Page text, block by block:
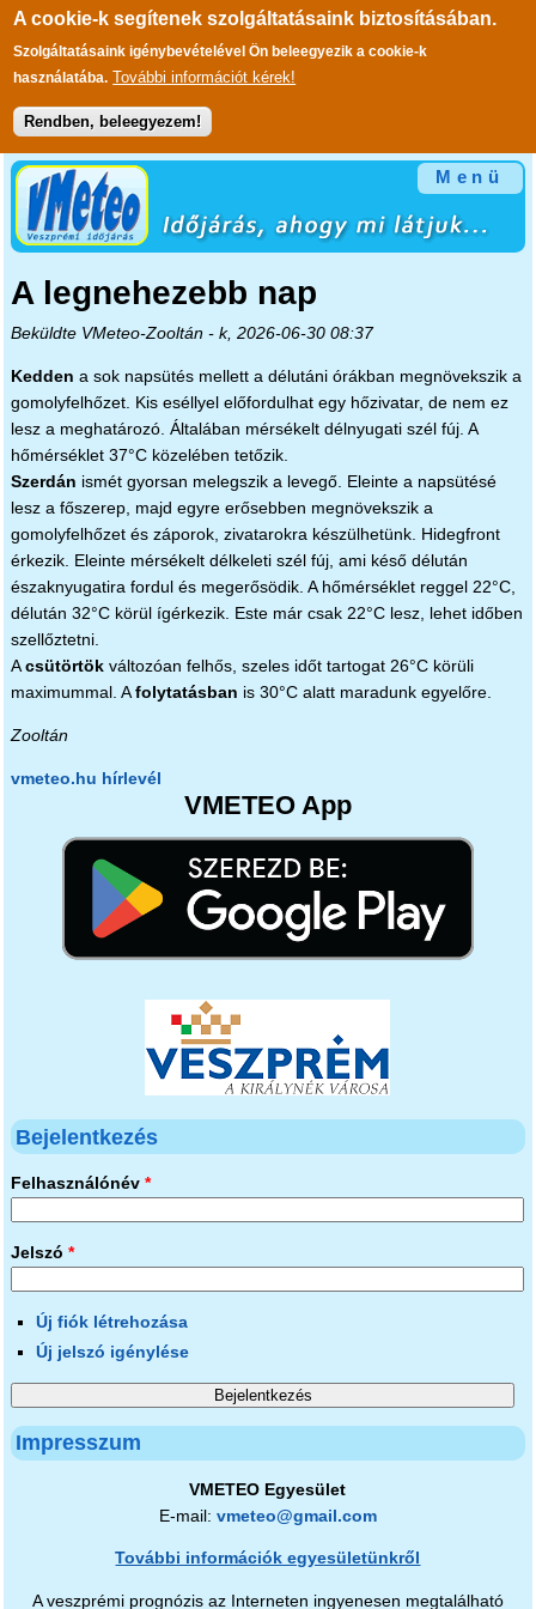
A cookie-k segítenek szolgáltatásaink biztosításában.
Szolgáltatásaink igénybevételével Ön beleegyezik a cookie-k
használatába. További információt kérek!
Rendben, beleegyezem!
Ugrás a tartalomra
Menü
A legnehezebb nap
Beküldte VMeteo-Zooltán- k, 2026-06-30 08:37
Kedden a sok napsütés mellett a délutáni órákban megnövekszik a
gomolyfelhőzet. Kis eséllyel előfordulhat egy hőzivatar, de nem ez
lesz a meghatározó. Általában mérsékelt délnyugati szél fúj. A
hőmérséklet 37°C közelében tetőzik.
Szerdán ismét gyorsan melegszik a levegő. Eleinte a napsütésé
lesz a főszerep, majd egyre erősebben megnövekszik a
gomolyfelhőzet és záporok, zivatarokra készülhetünk. Hidegfront
érkezik. Eleinte mérsékelt délkeleti szél fúj, ami késő délután
északnyugatira fordul és megerősödik. A hőmérséklet reggel 22°C,
délután 32°C körül ígérkezik. Este már csak 22°C lesz, lehet időben
szellőztetni.
Acsütörtökváltozóan felhős, szeles időt tartogat 26°C körüli
maximummal. Afolytatásban is 30°C alatt maradunk egyelőre.
Zooltán
vmeteo.hu hírlevél
VMETEO App
Bejelentkezés
Felhasználónév *
Jelszó *
Új fiók létrehozása
Új jelszó igénylése
Impresszum
VMETEO Egyesület
E-mail: vmeteo@gmail.com
További információk egyesületünkről
A veszprémi prognózis az Interneten ingyenesen megtalálható